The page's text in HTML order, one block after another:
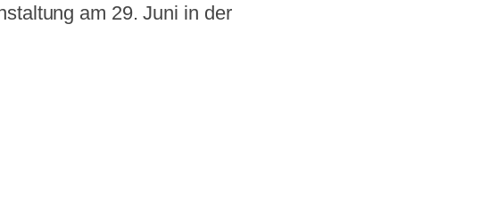
am 29. Juni in der